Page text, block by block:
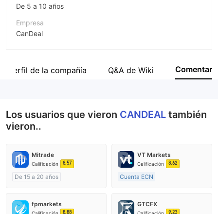
De 5 a 10 años
Empresa
CanDeal
Empleado de la empresa
Perfil de la compañía Q&A de Wiki Comentar
Los usuarios que vieron CANDEAL también
vieron..
Mitrade
Calificación 8.57
De 15 a 20 años
Auto-investigación
VT Markets
Calificación 8.62
Cuenta ECN
Supervisión en Australia
fpmarkets
8.88
GTCFX
9.23